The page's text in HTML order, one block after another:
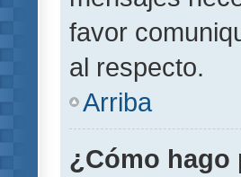
favor
al respecto.
Arriba
¿Cómo hago